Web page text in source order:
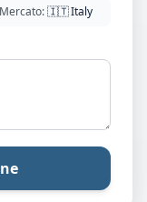
:🇮🇹Italy